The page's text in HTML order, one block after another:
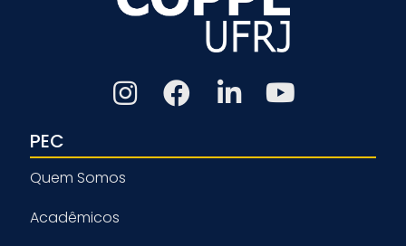
PEC
Quem Somos
Acadêmicos